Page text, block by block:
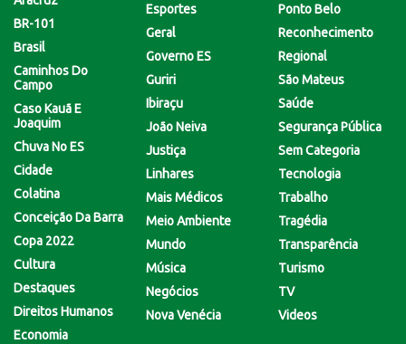
BR-101
Brasil
Caminhos Do
Campo
Caso Kauã E
Joaquim
Chuva No ES
Cidade
Colatina
Conceição Da Barra
Copa 2022
Cultura
Destaques
Direitos Humanos
Economia
Esportes
Geral
Governo ES
Guriri
Ibiraçu
João Neiva
Justiça
Linhares
Mais Médicos
Meio Ambiente
Mundo
Música
Negócios
Nova Venécia
Ponto Belo
Reconhecimento
Regional
São Mateus
Saúde
Segurança Pública
Sem Categoria
Tecnologia
Trabalho
Tragédia
Transparência
Turismo
TV
Videos